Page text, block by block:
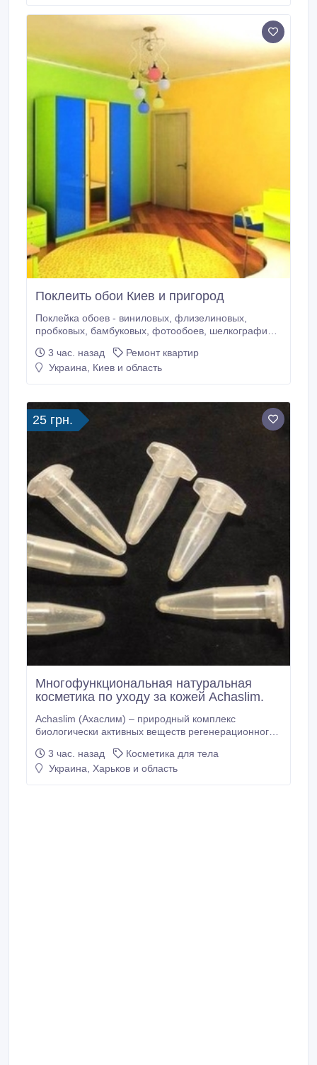
Поклеить обои Киев и пригород
Поклейка обоев - виниловых, флизелиновых,
пробковых, бамбуковых, фотообоев, шелкографии,
потолков. Шпаклёвка. Монтаж багетов. Покраска.
Консультации, рекомендации по ремонту.
3 час. назад
Ремонт квартир
Украина, Киев и область
25 грн.
Многофункциональная натуральная
косметика по уходу за кожей Achaslim.
Achaslim (Ахаслим) – природный комплекс
биологически активных веществ регенерационного
выделенный и высушенный по оригинальной
технологии. Природные биологически активные
3 час. назад
Косметика для тела
Украина, Харьков и область